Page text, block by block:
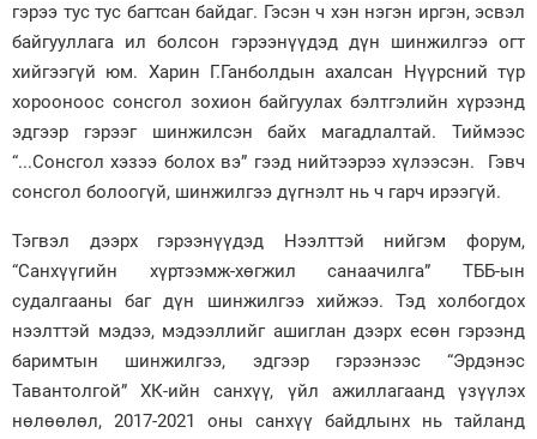
гэрээ тус тус багтсан байдаг. Гэсэн ч хэн нэгэн иргэн, эсвэл
байгууллага ил болсон гэрээнүүдэд дүн шинжилгээ огт
хийгээгүй юм. Харин Г.Ганболдын ахалсан Нүүрсний түр
хорооноос сонсгол зохион байгуулах бэлтгэлийн хүрээнд
эдгээр гэрээг шинжилсэн байх магадлалтай. Тиймээс
“...Сонсгол хэзээ болох вэ” гээд нийтээрээ хүлээсэн. Гэвч
сонсгол болоогүй, шинжилгээ дүгнэлт нь ч гарч ирээгүй.
Тэгвэл дээрх гэрээнүүдэд Нээлттэй нийгэм форум,
“Санхүүгийн хүртээмж-хөгжил санаачилга” ТББ-ын
судалгааны баг дүн шинжилгээ хийжээ. Тэд холбогдох
нээлттэй мэдээ, мэдээллийг ашиглан дээрх есөн гэрээнд
баримтын шинжилгээ, эдгээр гэрээнээс “Эрдэнэс
Тавантолгой” ХК-ийн санхүү, үйл ажиллагаанд үзүүлэх
нөлөөлөл, 2017-2021 оны санхүү байдлынх нь тайланд